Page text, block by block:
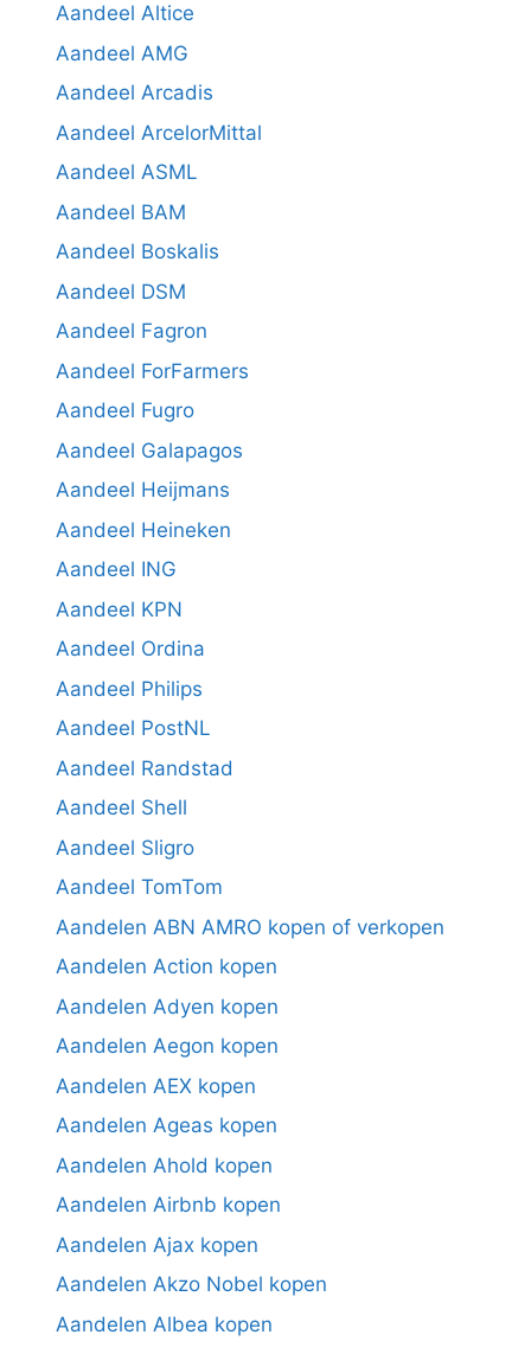
Aandeel Altice
Aandeel AMG
Aandeel Arcadis
Aandeel ArcelorMittal
Aandeel ASML
Aandeel BAM
Aandeel Boskalis
Aandeel DSM
Aandeel Fagron
Aandeel ForFarmers
Aandeel Fugro
Aandeel Galapagos
Aandeel Heijmans
Aandeel Heineken
Aandeel ING
Aandeel KPN
Aandeel Ordina
Aandeel Philips
Aandeel PostNL
Aandeel Randstad
Aandeel Shell
Aandeel Sligro
Aandeel TomTom
Aandelen ABN AMRO kopen of verkopen
Aandelen Action kopen
Aandelen Adyen kopen
Aandelen Aegon kopen
Aandelen AEX kopen
Aandelen Ageas kopen
Aandelen Ahold kopen
Aandelen Airbnb kopen
Aandelen Ajax kopen
Aandelen Akzo Nobel kopen
Aandelen Albea kopen